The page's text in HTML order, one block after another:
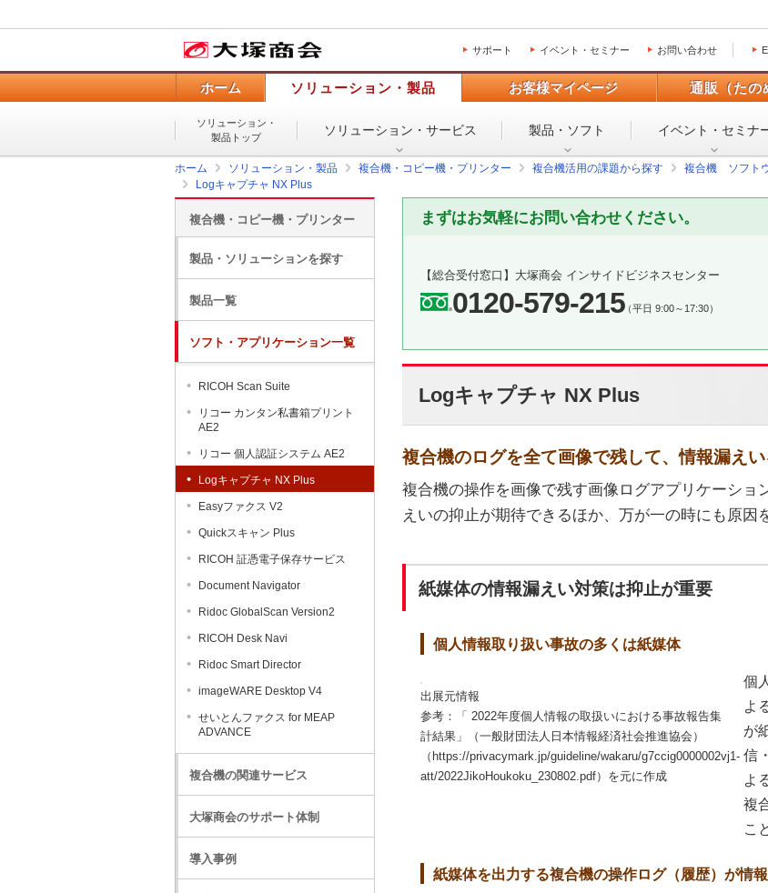
サポート イベント・セミナー お問い合わせ
ホーム ソリューション・製品 お客様マイページ 通販（たの
ソリューション・
製品トップ
ソリューション・ サービス 製品・ソフト イベント・ セミナ
ホーム ソリューション・製品 複合機・コピー機・プリンター 複合機活用の課題から探す
複合機 ソフト
Logキャプチャ NX Plus
まずはお気軽にお問い合わせください。
【総合受付窓口】 大塚商会 インサイドビジネスセンター
0120-579-215（平日 9:00～17:30）
Logキャプチャ NX Plus
複合機のログを全て画像で残して、情報漏え
複合機の操作を画像で残す画像ログアプリケーショ
えいの抑止が期待できるほか、万が一の時にも原因
紙媒体の情報漏えい対策は抑止が重要
個人情報取り扱い事故の多くは紙媒体
出展元情報
参考：「 2022年度個人情報の取扱いにおける事故報告集
計結果」（一般財団法人日本情報経済社会推進協会）
（https://privacymark.jp/guideline/wakaru/g7ccig0000002vj1-
att/2022JikoHoukoku_230802.pdf）を元に作成
個
よ
が
信
よ
複
こ
紙媒体を出力する複合機の操作ログ（履歴）が情
複合機・コピー機・プリンター
製品・ソリューションを探す
製品一覧
ソフト・アプリケーション一覧
RICOH Scan Suite
リコー カンタン私書箱プリント
AE2
リコー 個人認証システム AE2
Logキャプチャ NX Plus
Easyファクス V2
Quickスキャン Plus
RICOH 証憑電子保存サービス
Document Navigator
Ridoc GlobalScan Version2
RICOH Desk Navi
Ridoc Smart Director
imageWARE Desktop V4
せいとんファクス for MEAP
ADVANCE
複合機の関連サービス
大塚商会のサポート体制
導入事例